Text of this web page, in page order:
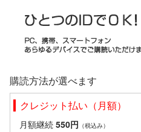
購読方法が選べます
クレジット払い（月額）
月額継続 550円 （税込み）